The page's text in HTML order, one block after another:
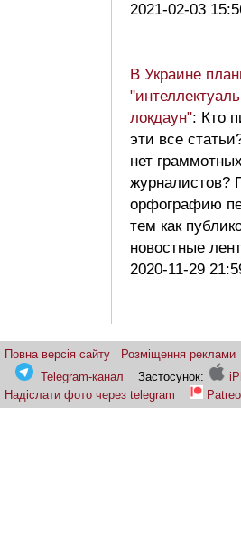
2021-02-03
В Украине
локдаун": Кто
эти все
нет граммотных
журналистов?
орфографию
тем как
новостные
2020-11-29
Повна версія сайту Розміщення реклами
Telegram-канал
Застосунок:
Надіслати фото через telegram